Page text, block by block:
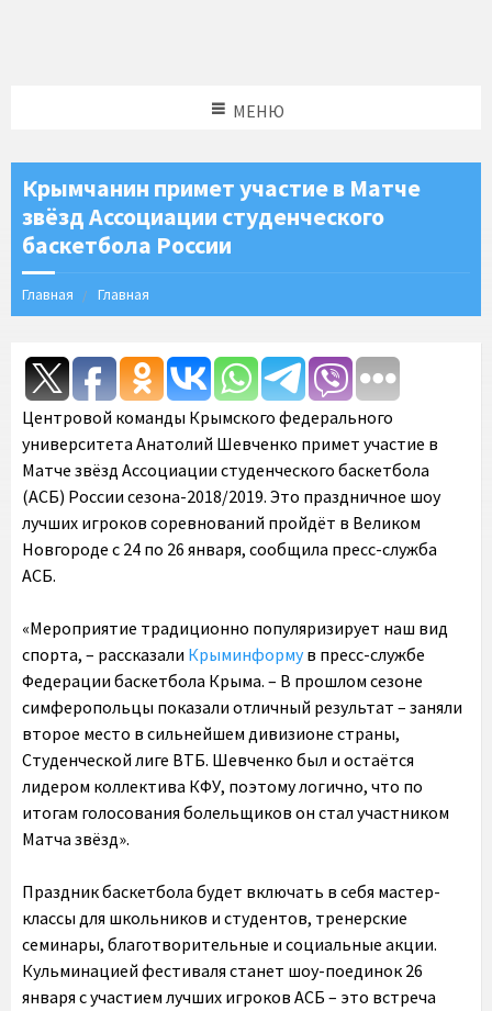
МЕНЮ
Крымчанин примет участие в Матче
звёзд Ассоциации студенческого
баскетбола России
Главная Главная
Центровой команды Крымского федерального
университета Анатолий Шевченко примет участие в
Матче звёзд Ассоциации студенческого баскетбола
(АСБ) России сезона-2018/2019. Это праздничное шоу
лучших игроков соревнований пройдёт в Великом
Новгороде с 24 по 26 января, сообщила пресс-служба
АСБ.
«Мероприятие традиционно популяризирует наш вид
спорта, – рассказали Крыминформув пресс-службе
Федерации баскетбола Крыма. – В прошлом сезоне
симферопольцы показали отличный результат – заняли
второе место в сильнейшем дивизионе страны,
Студенческой лиге ВТБ. Шевченко был и остаётся
лидером коллектива КФУ, поэтому логично, что по
итогам голосования болельщиков он стал участником
Матча звёзд».
Праздник баскетбола будет включать в себя мастер-
классы для школьников и студентов, тренерские
семинары, благотворительные и социальные акции.
Кульминацией фестиваля станет шоу-поединок 26
января с участием лучших игроков АСБ – это встреча